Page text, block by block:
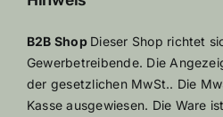
B2B Shop Dieser Shop richtet
Gewerbetreibende. Die
der gesetzlichen MwSt.. Die
Kasse ausgewiesen. Die Ware